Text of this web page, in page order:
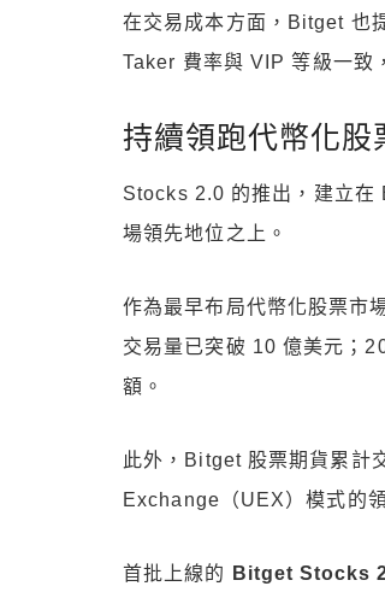
在交易成本方面，Bitget 也
Taker 費率與 VIP 等級一致
持續領跑代幣化股
Stocks 2.0 的推出，建立在
場領先地位之上。
作為最早布局代幣化股票市
交易量已突破 10 億美元；
額。
此外，Bitget 股票期貨累計
Exchange（UEX）模式的
首批上線的 Bitget Stocks